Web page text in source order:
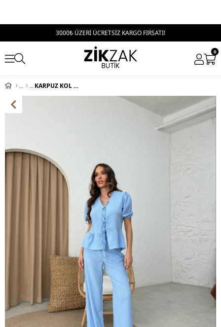
3000₺ ÜZERİ ÜCRETSİZ KARGO FIRSATI!
0
KARPUZ KOL BAGLAMA DETAY BLUZ VE PANTOLONLU İKİLİ TAKIM MAVİ